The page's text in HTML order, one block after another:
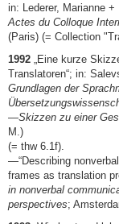
in: Lederer, Marianne
Actes du Colloque
(Paris) (= Collection
1992 „Eine kurze
Translatoren“; in:
Grundlagen der
—Skizzen zu einer
M.)
(= thw 6.1f).
—“Describing
frames as translation
in nonverbal
perspectives;